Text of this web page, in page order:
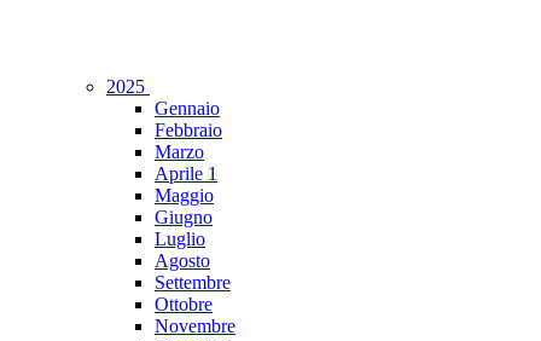
2025
Gennaio
Febbraio
Marzo
Aprile 1
Maggio
Giugno
Luglio
Agosto
Settembre
Ottobre
Novembre